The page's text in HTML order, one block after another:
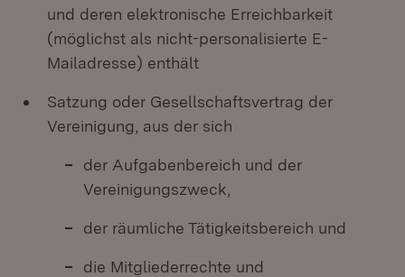
und deren elektronische Erreichbarkeit
(möglichst als nicht-personalisierte E-
Mailadresse) enthält
Satzung oder Gesellschaftsvertrag der
Vereinigung, aus der sich
der Aufgabenbereich und der
Vereinigungszweck,
der räumliche Tätigkeitsbereich und
die Mitgliederrechte und